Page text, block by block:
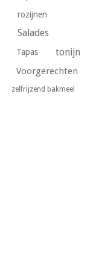
rozijnen
Salades
Tapas tonijn
Voorgerechten
zelfrijzend bakmeel